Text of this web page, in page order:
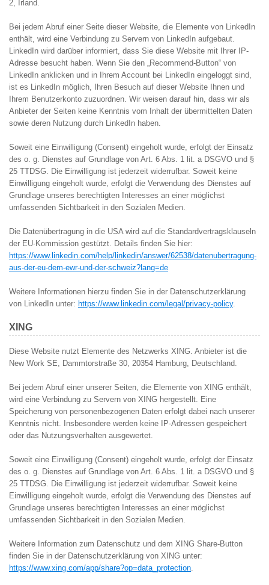
2, Irland.
Bei jedem Abruf einer Seite dieser Website, die Elemente von LinkedIn
enthält, wird eine Verbindung zu Servern von LinkedIn aufgebaut.
LinkedIn wird darüber informiert, dass Sie diese Website mit Ihrer IP-
Adresse besucht haben. Wenn Sie den „Recommend-Button“ von
LinkedIn anklicken und in Ihrem Account bei LinkedIn eingeloggt sind,
ist es LinkedIn möglich, Ihren Besuch auf dieser Website Ihnen und
Ihrem Benutzerkonto zuzuordnen. Wir weisen darauf hin, dass wir als
Anbieter der Seiten keine Kenntnis vom Inhalt der übermittelten Daten
sowie deren Nutzung durch LinkedIn haben.
Soweit eine Einwilligung (Consent) eingeholt wurde, erfolgt der Einsatz
des o. g. Dienstes auf Grundlage von Art. 6 Abs. 1 lit. a DSGVO und §
25 TTDSG. Die Einwilligung ist jederzeit widerrufbar. Soweit keine
Einwilligung eingeholt wurde, erfolgt die Verwendung des Dienstes auf
Grundlage unseres berechtigten Interesses an einer möglichst
umfassenden Sichtbarkeit in den Sozialen Medien.
Die Datenübertragung in die USA wird auf die Standardvertragsklauseln
der EU-Kommission gestützt. Details finden Sie hier:
https://www.linkedin.com/help/linkedin/answer/62538/datenubertragung-
aus-der-eu-dem-ewr-und-der-schweiz?lang=de
Weitere Informationen hierzu finden Sie in der Datenschutzerklärung
von LinkedIn unter: https://www.linkedin.com/legal/privacy-policy.
XING
Diese Website nutzt Elemente des Netzwerks XING. Anbieter ist die
New Work SE, Dammtorstraße 30, 20354 Hamburg, Deutschland.
Bei jedem Abruf einer unserer Seiten, die Elemente von XING enthält,
wird eine Verbindung zu Servern von XING hergestellt. Eine
Speicherung von personenbezogenen Daten erfolgt dabei nach unserer
Kenntnis nicht. Insbesondere werden keine IP-Adressen gespeichert
oder das Nutzungsverhalten ausgewertet.
Soweit eine Einwilligung (Consent) eingeholt wurde, erfolgt der Einsatz
des o. g. Dienstes auf Grundlage von Art. 6 Abs. 1 lit. a DSGVO und §
25 TTDSG. Die Einwilligung ist jederzeit widerrufbar. Soweit keine
Einwilligung eingeholt wurde, erfolgt die Verwendung des Dienstes auf
Grundlage unseres berechtigten Interesses an einer möglichst
umfassenden Sichtbarkeit in den Sozialen Medien.
Weitere Information zum Datenschutz und dem XING Share-Button
finden Sie in der Datenschutzerklärung von XING unter:
https://www.xing.com/app/share?op=data_protection.